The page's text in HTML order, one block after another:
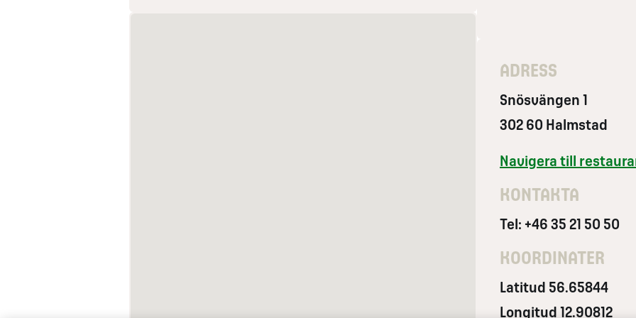
ADRESS
Snösvängen 1
302 60 Halmstad
Navigera till
KONTAKTA
Tel: +46 35 21 50 50
KOORDINATER
Latitud 56.65844
Longitud 12.90812